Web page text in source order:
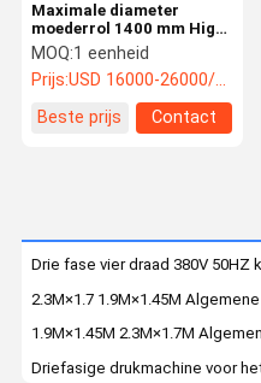
Verticale snijmachine
horizontale snijmachine
Machine voor het snijden
Tape snijmachine
Dwarssnijmachine
Maximale diameter
moederrol 1400 mm High
Speed Kraft Paper
Slitting Machine Min
Breedte Afgeronde rol 30
MOQ:1 eenheid
Prijs:USD 16000-26000/unit
Beste prijs
Contact
Drie fase vier draad 380V
2.3M×1.7 1.9M×1.45M
1.9M×1.45M 2.3M×1.7M
Driefasige drukmachine voor